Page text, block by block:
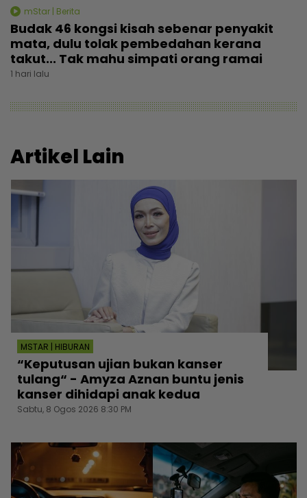
mStar | Berita
Budak 46 kongsi kisah sebenar penyakit
mata, dulu tolak pembedahan kerana
takut... Tak mahu simpati orang ramai
1 hari lalu
Artikel Lain
MSTAR | HIBURAN
“Keputusan ujian bukan kanser
tulang“ - Amyza Aznan buntu jenis
kanser dihidapi anak kedua
Sabtu, 8 Ogos 2026 8:30 PM